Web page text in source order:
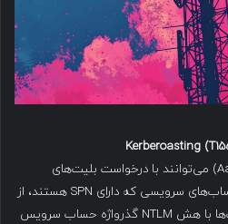
Kerberoasting
مهاجمان (در این سناریو، کاربر Aarti) می‌توانند با درخواست بلیت‌های
سرویس Kerberos (TGS) برای حساب‌های سرویسی که دارای SPN هستند، از
آن‌ها سوءاستفاده کنند. این بلیت‌ها با هش NTLM گذرواژه حساب سرویس